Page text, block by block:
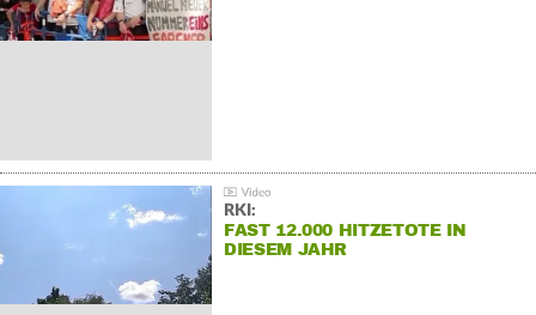
RKI:
FAST 12.000 HITZETOTE IN
DIESEM JAHR